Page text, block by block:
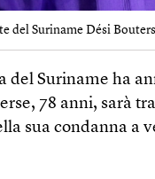
del Suriname Dési
del Suriname ha
78 anni, sarà
sua condanna a